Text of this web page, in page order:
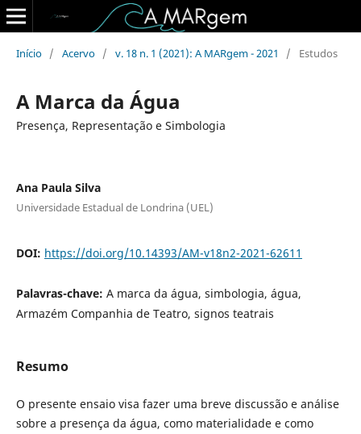
Início / Acervo / v. 18 n. 1 (2021): A MARgem - 2021 / Estudos
A Marca da Água
Presença, Representação e Simbologia
Ana Paula Silva
Universidade Estadual de Londrina (UEL)
DOI: https://doi.org/10.14393/AM-v18n2-2021-62611
Palavras-chave: A marca da água, simbologia, água,
Armazém Companhia de Teatro, signos teatrais
Resumo
O presente ensaio visa fazer uma breve discussão e análise
sobre a presença da água, como materialidade e como